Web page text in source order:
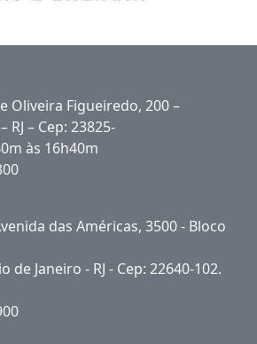
Oliveira Figueiredo, 200 –
– Cep: 23825-
às 16h40m
das Américas, 3500 - Bloco
de Janeiro - RJ - Cep: 22640-102.